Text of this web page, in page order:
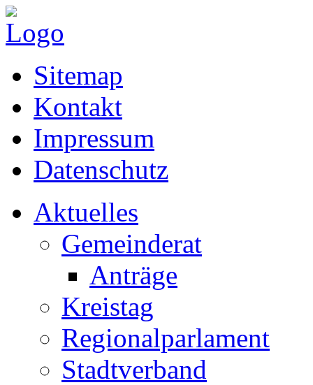
Sitemap
Kontakt
Impressum
Datenschutz
Aktuelles
Gemeinderat
Anträge
Kreistag
Regionalparlament
Stadtverband